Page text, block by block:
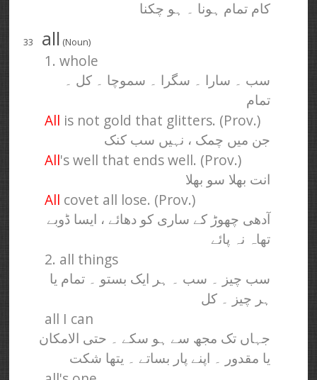
کام تمام ہونا ۔ ہو چکنا
33 all (Noun)
1. whole
سب ۔ سارا ۔ سگرا ۔ سموچا ۔ کل ۔
تمام
All is not gold that glitters. (Prov.)
جن میں چمک ، نہیں سب کنک
All's well that ends well. (Prov.)
انت بھلا سو بھلا
All covet all lose. (Prov.)
آدھی چھوڑ کے ساری کو دھائے ، ایسا ڈوبے
تھاہ نہ پائے
2. all things
سب چیز ۔ سب ۔ ہر ایک بستو ۔ تمام یا
ہر چیز ۔ کل
all I can
جہاں تک مجھ سے ہو سکے ۔ حتی الامکان
یا مقدور ۔ اپنے پار بساتے ۔ یتھا شکت